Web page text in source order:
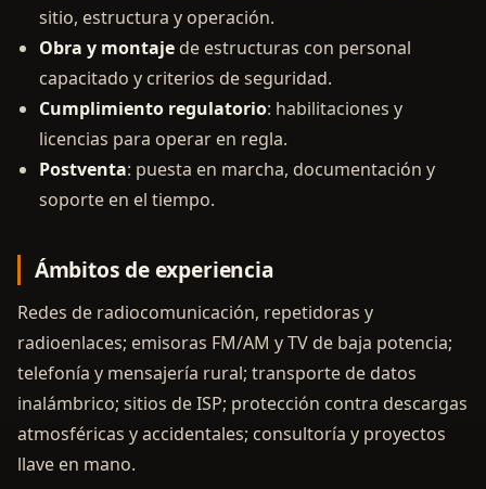
sitio, estructura y operación.
Obra y montaje de estructuras con personal
capacitado y criterios de seguridad.
Cumplimiento regulatorio: habilitaciones y
licencias para operar en regla.
Postventa: puesta en marcha, documentación y
soporte en el tiempo.
Ámbitos de experiencia
Redes de radiocomunicación, repetidoras y
radioenlaces; emisoras FM/AM y TV de baja potencia;
telefonía y mensajería rural; transporte de datos
inalámbrico; sitios de ISP; protección contra descargas
atmosféricas y accidentales; consultoría y proyectos
llave en mano.